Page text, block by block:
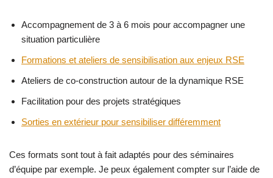
Accompagnement de 3 à 6 mois pour accompagner une
situation particulière
Formations et ateliers de sensibilisation aux enjeux RSE
Ateliers de co-construction autour de la dynamique RSE
Facilitation pour des projets stratégiques
Sorties en extérieur pour sensibiliser différemment
Ces formats sont tout à fait adaptés pour des séminaires
d’équipe par exemple. Je peux également compter sur l’aide de